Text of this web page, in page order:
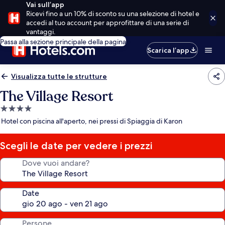
Vai sull’app
Ricevi fino a un 10% di sconto su una selezione di hotel e
accedi al tuo account per approfittare di una serie di
vantaggi.
Passa alla sezione principale della pagina
Scarica l’app
Visualizza tutte le strutture
The Village Resort
Struttura
a
stelle
Hotel con piscina all'aperto, nei pressi di Spiaggia di Karon
Scegli le date per vedere i prezzi
Dove vuoi andare?
Date